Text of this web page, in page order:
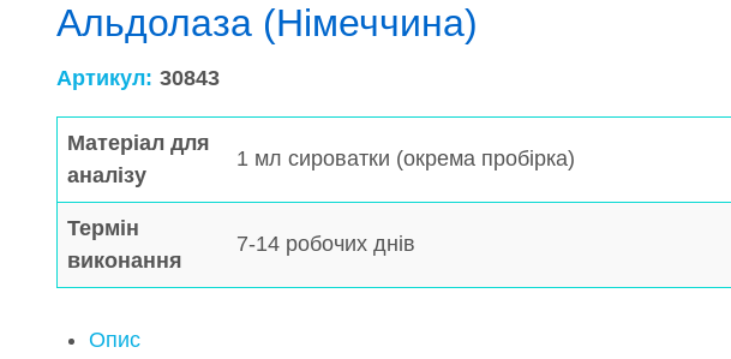
Альдолаза (Німеччина)
Артикул: 30843
Матеріал для
аналізу
1 мл сироватки (окрема пробірка)
Термін
виконання
7-14 робочих днів
Опис